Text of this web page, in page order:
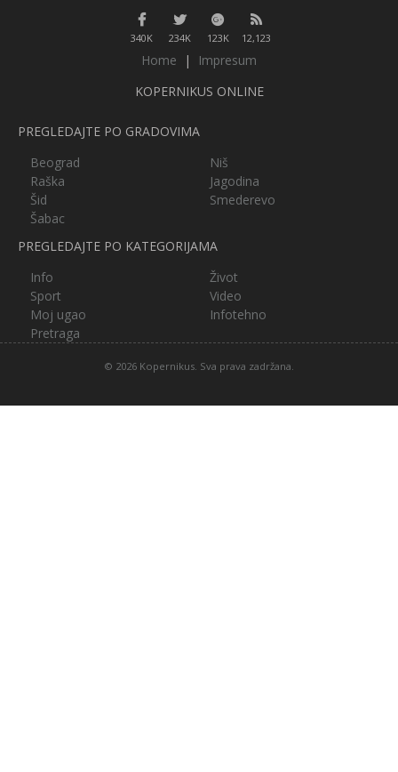
340K 234K 123K 12,123
Home |
Impresum
KOPERNIKUS ONLINE
PREGLEDAJTE PO GRADOVIMA
Beograd
Niš
Raška
Jagodina
Šid
Smederevo
Šabac
PREGLEDAJTE PO KATEGORIJAMA
Info
Život
Sport
Video
Moj ugao
Infotehno
Pretraga
© 2026 Kopernikus. Sva prava zadržana.